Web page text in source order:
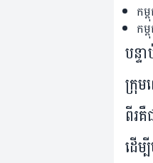
ក
ក
បន្
ក្រុ
ពីរ​
ដើ